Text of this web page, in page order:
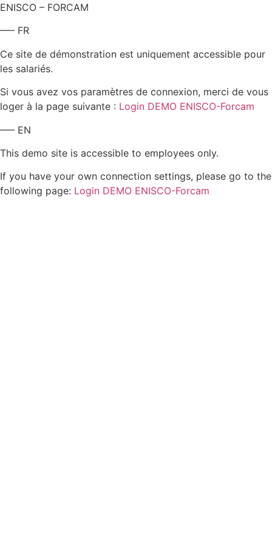
ENISCO – FORCAM
—– FR
Ce site de démonstration est uniquement accessible pour
les salariés.
Si vous avez vos paramètres de connexion, merci de vous
loger à la page suivante : Login DEMO ENISCO-Forcam
—– EN
This demo site is accessible to employees only.
If you have your own connection settings, please go to the
following page: Login DEMO ENISCO-Forcam